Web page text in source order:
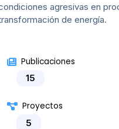
agresivas en
de energía.
Publicaciones
15
Proyectos
5